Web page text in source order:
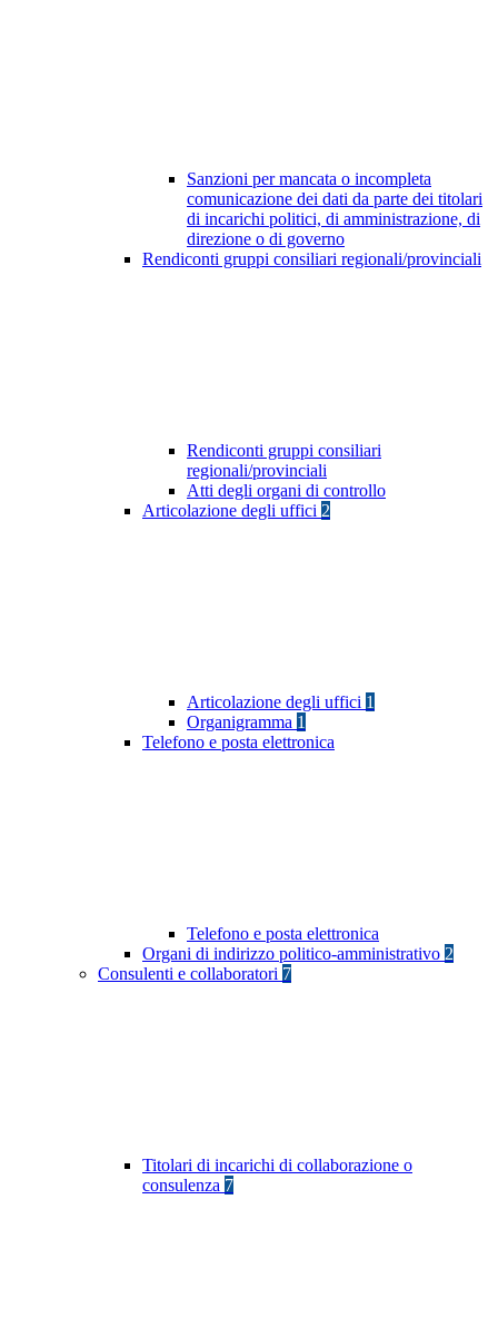
Sanzioni per mancata o incompleta
comunicazione dei dati da parte dei titolari
di incarichi politici, di amministrazione, di
direzione o di governo
Rendiconti gruppi consiliari regionali/provinciali
Rendiconti gruppi consiliari
regionali/provinciali
Atti degli organi di controllo
Articolazione degli uffici 2
Articolazione degli uffici 1
Organigramma 1
Telefono e posta elettronica
Telefono e posta elettronica
Organi di indirizzo politico-amministrativo 2
Consulenti e collaboratori 7
Titolari di incarichi di collaborazione o
consulenza 7